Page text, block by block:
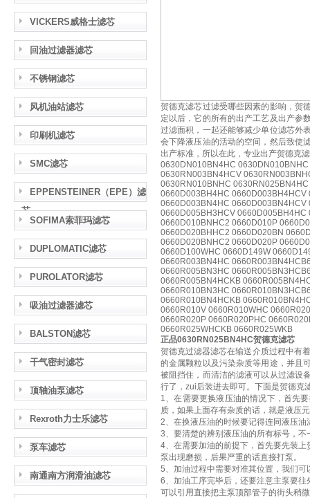
VICKERS威格士滤芯
回油过滤器滤芯
不锈钢滤芯
风机油站滤芯
印刷机滤芯
SMC滤芯
EPPENSTEINER（EPE）滤
芯
SOFIMA索菲玛滤芯
DUPLOMATIC滤芯
PUROLATOR滤芯
吸油过滤器滤芯
BALSTON滤芯
干气密封滤芯
顶轴油泵滤芯
Rexroth力士乐滤芯
泵车滤芯
南通南方润滑油滤芯
贺德克滤芯过滤受哪些因素的影响，贺
定以后，它的所有的出产工艺及出产参
过滤面积，一起还能够减少单位滤芯外
会下降液压油的活动的空间，然后致使
出产标准，所以在此，专业出产贺德克
0630DN010BN4HC
0630RN003BN4HCV
0630RN010BNHC
0660D003BH4HC
0660D003BN4HC
0660D005BH3HCV
0660D010BNHC2 0660D010P
0660D020BHHC2 0660D020BN
0660D020BNHC2 0660D020P
0660D100WHC 0660D149W
0660R003BN4HC
0660R005BN3HC
0660R005BN4HCKB
0660R010BN3HC
0660R010BN4HCKB
0660R010V 0660R010WHC
0660R020P 0660R020PHC
0660R025WHCKB 0660R025WKB
正品0630RN025BN4HC贺德克滤芯
贺德克过滤器滤芯在输送介质过程中有
的金属颗粒以及污染杂质等用途，并且
被阻挡住，而清洁的滤液可以从过滤设
行了，zui后装进去即可。下面是贺德克
1、在需要更换液压油的情况下，首先
质，如果上面存有杂质的话，就是液压
2、在换液压油的时候要记得连同液压油
3、要清楚的辨别液压油的所有标号，
4、在需要加油的前提下，首先要先装
泵出现磨损，后果严重的话直接打泵。
5、加油过程中需要对准其位置，我们
6、加油工序完毕后，还要注意主泵要
可以引用直接把主泵顶部管子的街头稍